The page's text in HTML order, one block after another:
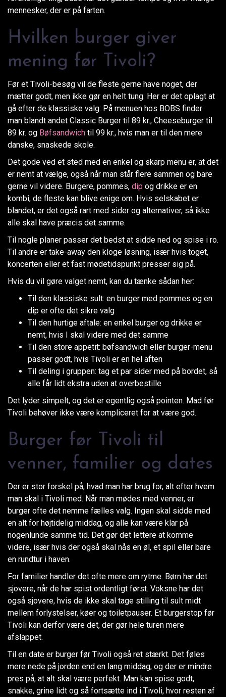
mennesker, der er på farten.
Hvilken burger giver
mening før Tivoli?
Før et Tivoli-besøg vil de fleste gerne have noget, der
mætter godt, men ikke gør en helt tung. Her er det oplagt at
gå efter de klassiske valg. På menuen hos BOBS finder
man blandt andet Classic Burger til 89 kr., Cheeseburger til
89 kr. og Bøfsandwich til 99 kr., hvis man er til den mere
danske, snaskede skole.
Det gode ved et sted med en enkel og skarp menu er, at det
er nemt at vælge, også når man står flere sammen og bare
gerne vil videre. Burgere, pommes, dip og drikke er en
kombi, de fleste kan blive enige om. Hvis selskabet er
blandet, er det også rart med sider og alternativer, så ikke
alle skal have præcis det samme.
Til nogle planer passer det bedst at sidde ned og spise i ro.
Til andre er take-away den kloge løsning, især hvis toget,
koncerten eller et fast mødetidspunkt presser sig på.
Hvis du vil gøre valget nemt, kan du tænke sådan her:
Til den klassiske sult: en burger med pommes og en
dip er ofte det sikre valg
Til den hurtige aftale: en enkel burger og drikke er
nemt, hvis I skal videre med det samme
Til den store appetit: bøfsandwich eller burger-menu
passer godt, hvis Tivoli er en hel aften
Til deling i gruppen: tag et par sider med på bordet, så
alle får lidt ekstra uden at overbestille
Det lyder simpelt, og det er egentlig også pointen. Mad før
Tivoli behøver ikke være kompliceret for at være god.
Burger før Tivoli til
venner, familier og dates
Der er stor forskel på, hvad man har brug for, alt efter hvem
man skal i Tivoli med. Når man mødes med venner, er
burger ofte det nemme fælles valg. Ingen skal sidde med
en alt for højtidelig middag, og alle kan være klar på
nogenlunde samme tid. Det gør det lettere at komme
videre, især hvis der også skal nås en øl, et spil eller bare
en rundtur i haven.
For familier handler det ofte mere om rytme. Børn har det
sjovere, når de har spist ordentligt først. Voksne har det
også sjovere, hvis de ikke skal tage stilling til sult midt
mellem forlystelser, køer og toiletpauser. Et burgerstop før
Tivoli kan derfor være det, der gør hele turen mere
afslappet.
Til en date er burger før Tivoli også ret stærkt. Det føles
mere nede på jorden end en lang middag, og der er mindre
pres på, at alt skal være perfekt. Man kan spise godt,
snakke, grine lidt og så fortsætte ind i Tivoli, hvor resten af